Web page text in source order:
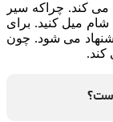
کند. چراکه سیر
شام میل کنید. برای
می شود. چون